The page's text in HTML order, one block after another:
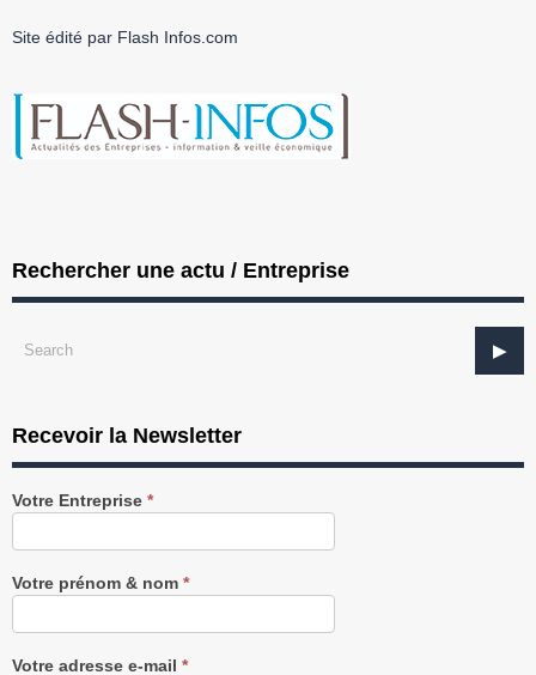
Site édité par Flash Infos.com
Rechercher une actu / Entreprise
Recevoir la Newsletter
Recevez
notre
gratuitement
Votre Entreprise *
Votre prénom & nom *
Votre adresse e-mail *